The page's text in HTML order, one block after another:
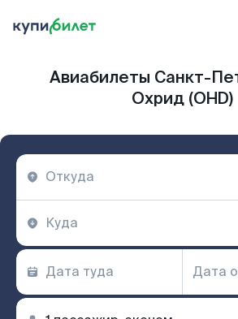
Авиабилеты Санкт-
Охрид (OHD)